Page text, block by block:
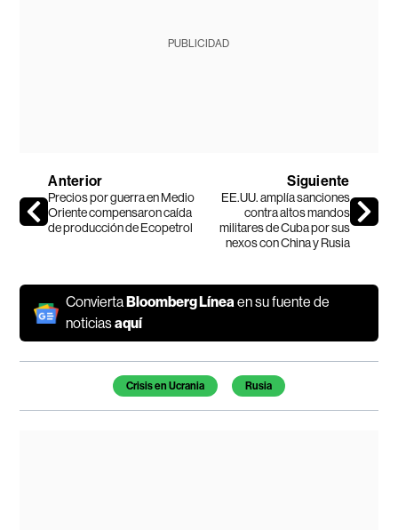
PUBLICIDAD
Anterior
Precios por guerra en Medio
Oriente compensaron caída
de producción de Ecopetrol
Siguiente
EE.UU. amplía sanciones
contra altos mandos
militares de Cuba por sus
nexos con China y Rusia
Convierta Bloomberg Líneaen su fuente de
noticiasaquí
Temas de este artículo
Crisis en Ucrania Rusia